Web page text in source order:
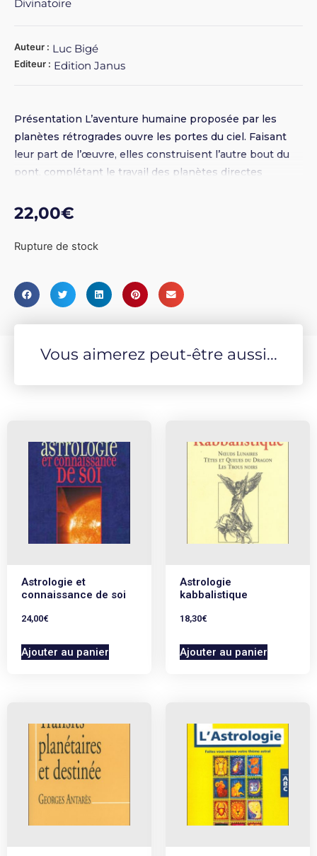
Divinatoire
Auteur : Luc Bigé
Editeur : Edition Janus
Présentation L’aventure humaine proposée par les
planètes rétrogrades ouvre les portes du ciel. Faisant
leur part de l’œuvre, elles construisent l’autre bout du
pont, complétant le travail des planètes directes
rapproche pas à pas du visible afin que se maintienne
l’équilibre de l’univers. Les planètes directes
appartiennent au grand jour, les planètes rétrogrades
rétrogradation des planètes comme un processus de
22,00€
Rupture de stock
Vous aimerez peut-être aussi...
Astrologie et
connaissance de soi
24,00€
Ajouter au panier
Astrologie
kabbalistique
18,30€
Ajouter au panier